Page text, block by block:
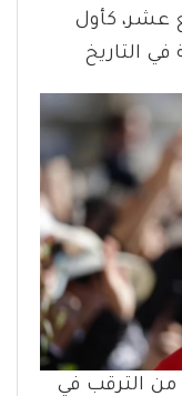
عشر، كأول
التاريخ
من الترقب في